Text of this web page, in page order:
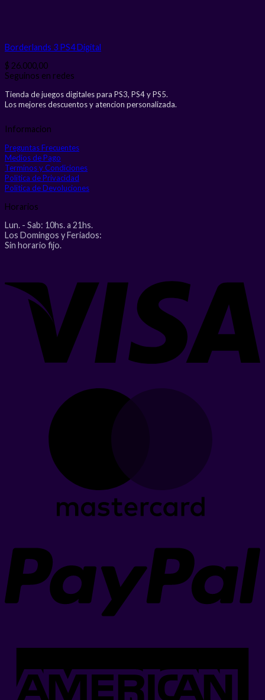
Borderlands 3 PS4Digital
$ 26.000,00
Seguinos en redes
Tienda de juegos digitales para PS3, PS4 y PS5.
Los mejores descuentos y atencion personalizada.
Informacion
Preguntas Frecuentes
Medios de Pago
Terminos y Condiciones
Politica de Privacidad
Politica de Devoluciones
Horarios
Lun. - Sab: 10hs. a 21hs.
Los Domingos y Feriados:
Sin horario fijo.